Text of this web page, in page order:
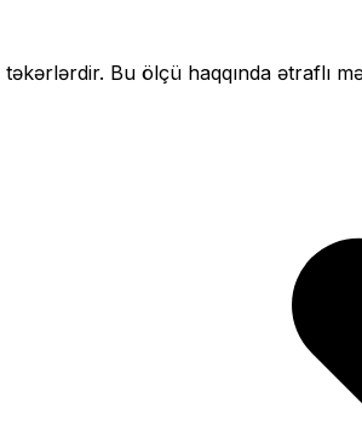
təkərlərdir. Bu ölçü haqqında ətraflı